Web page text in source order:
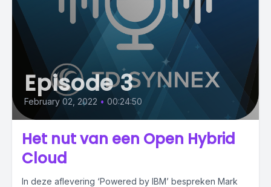
Episode 3
February 02, 2022 • 00:24:50
Het nut van een Open Hybrid
Cloud
In deze aflevering ‘Powered by IBM’ bespreken Mark